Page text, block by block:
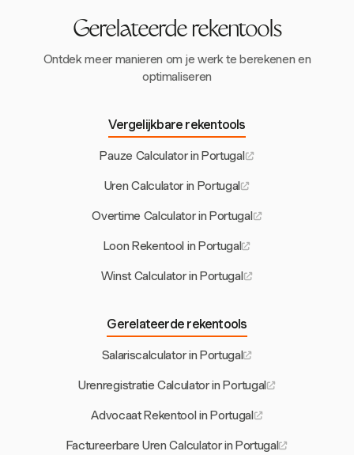
Gerelateerde rekentools
Ontdek meer manieren om je werk te berekenen en
optimaliseren
Vergelijkbare rekentools
Pauze Calculator in Portugal
Uren Calculator in Portugal
Overtime Calculator in Portugal
Loon Rekentool in Portugal
Winst Calculator in Portugal
Gerelateerde rekentools
Salariscalculator in Portugal
Urenregistratie Calculator in Portugal
Advocaat Rekentool in Portugal
Factureerbare Uren Calculator in Portugal